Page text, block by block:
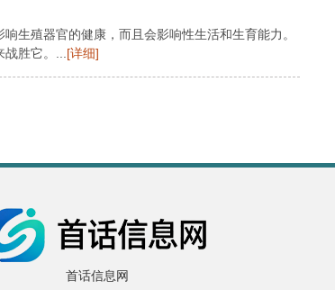
生殖器官的健康，而且会影响性生活和生育能力。
胜它。... [详细]
首话信息网